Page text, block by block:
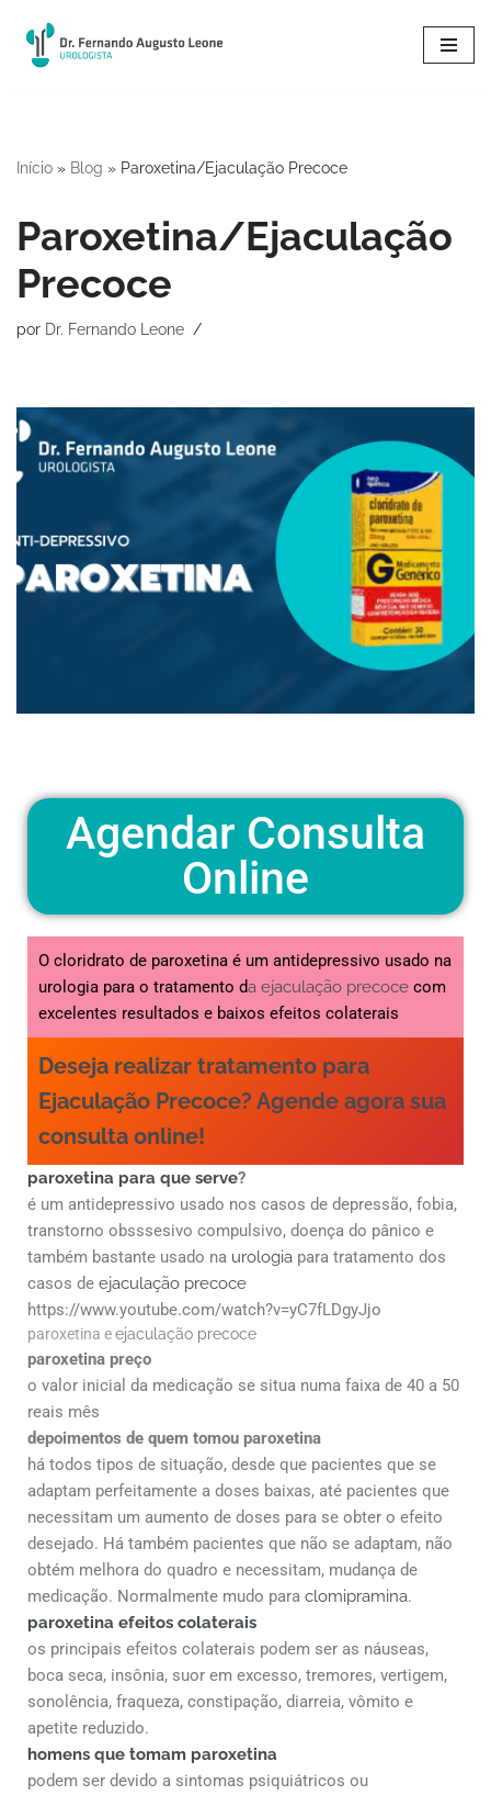
Pular
Início » Blog » Paroxetina/Ejaculação Precoce
Paroxetina/Ejaculação
Precoce
por Dr. Fernando Leone
Agendar Consulta
Online
O cloridrato de paroxetina é um antidepressivo usado na
urologia para o tratamento da ejaculação precoce com
excelentes resultados e baixos efeitos colaterais
Deseja realizar tratamento para
Ejaculação Precoce? Agende agora sua
consulta online!
paroxetina para que serve?
é um antidepressivo usado nos casos de depressão, fobia,
transtorno obsssesivo compulsivo, doença do pânico e
também bastante usado na urologia para tratamento dos
casos de ejaculação precoce
https://www.youtube.com/watch?v=yC7fLDgyJjo
paroxetina eejaculação precoce
paroxetina preço
o valor inicial da medicação se situa numa faixa de 40 a 50
reais mês
depoimentos de quem tomou paroxetina
há todos tipos de situação, desde que pacientes que se
adaptam perfeitamente a doses baixas, até pacientes que
necessitam um aumento de doses para se obter o efeito
desejado. Há também pacientes que não se adaptam, não
obtém melhora do quadro e necessitam, mudança de
medicação. Normalmente mudo para clomipramina.
paroxetina efeitos colaterais
os principais efeitos colaterais podem ser as náuseas,
boca seca, insônia, suor em excesso, tremores, vertigem,
sonolência, fraqueza, constipação, diarreia, vômito e
apetite reduzido.
homens que tomam paroxetina
podem ser devido a sintomas psiquiátricos ou